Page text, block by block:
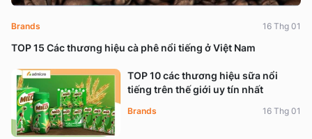
TOP 15 Các thương hiệu cà phê nổi tiếng ở Việt Nam
Brands 16 Thg 01
TOP 10 các thương hiệu sữa nổi
tiếng trên thế giới uy tín nhất
Brands 16 Thg 01